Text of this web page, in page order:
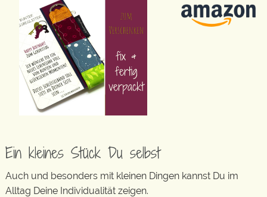
Ein kleines Stück Du selbst
Auch und besonders mit kleinen Dingen kannst Du im
Alltag Deine Individualität zeigen.